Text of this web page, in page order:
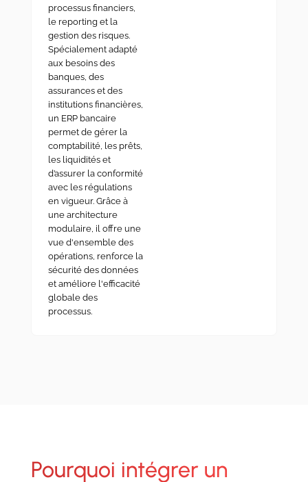
processus financiers,
le reporting et la
gestion des risques.
Spécialement adapté
aux besoins des
banques, des
assurances et des
institutions financières,
un ERP bancaire
permet de gérer la
comptabilité, les prêts,
les liquidités et
d’assurer la conformité
avec les régulations
en vigueur. Grâce à
une architecture
modulaire, il offre une
vue d'ensemble des
opérations, renforce la
sécurité des données
et améliore l'efficacité
globale des
processus.
Pourquoi intégrer un